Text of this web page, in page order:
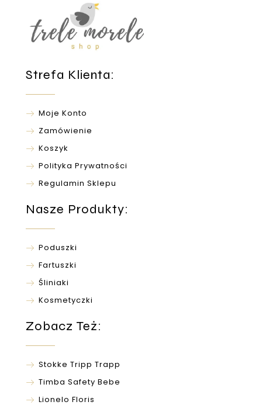
Strefa Klienta:
Moje Konto
Zamówienie
Koszyk
Polityka Prywatności
Regulamin Sklepu
Nasze Produkty:
Poduszki
Fartuszki
Śliniaki
Kosmetyczki
Zobacz Też:
Stokke Tripp Trapp
Timba Safety Bebe
Lionelo Floris